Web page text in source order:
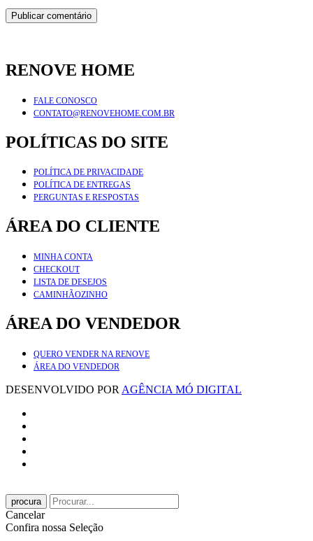
RENOVE HOME
FALE CONOSCO
CONTATO@RENOVEHOME.COM.BR
POLÍTICAS DO SITE
POLÍTICA DE PRIVACIDADE
POLÍTICA DE ENTREGAS
PERGUNTAS E RESPOSTAS
ÁREA DO CLIENTE
MINHA CONTA
CHECKOUT
LISTA DE DESEJOS
CAMINHÃOZINHO
ÁREA DO VENDEDOR
QUERO VENDER NA RENOVE
ÁREA DO VENDEDOR
DESENVOLVIDO POR AGÊNCIA MÓ DIGITAL
procura
Cancelar
Confira nossa Seleção